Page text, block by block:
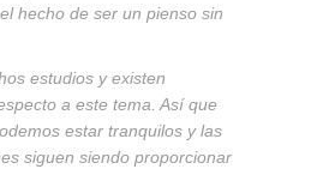
hecho de ser un pienso sin
estudios y existen
a este tema. Así que
estar tranquilos y las
siguen siendo proporcionar